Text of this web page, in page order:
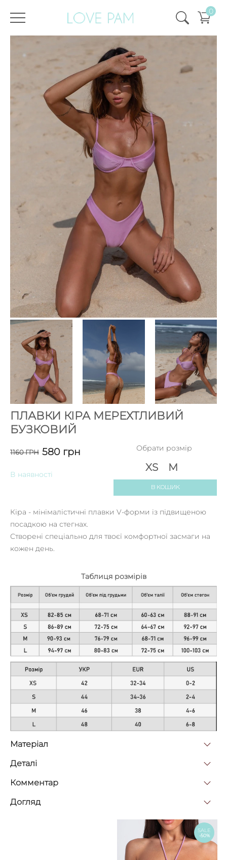
0
Головна Топи і плавки Плавки Кіра ,SALE SALE -
50%
Плавки Кіра Мерехтливий
Бузковий
ПЛАВКИ КІРА МЕРЕХТЛИВИЙ
БУЗКОВИЙ
1160ГРН 580 грн
В наявності
Обрати розмір
XS M
В КОШИК
Кіра - мінімалістичні плавки V-форми із підвищеною
посадкою на стегнах.
Створені спеціально для твоєї комфортної засмаги на
кожен день.
Таблиця розмірів
Матерiал
Деталi
Комментар
Догляд
SALE
-50%